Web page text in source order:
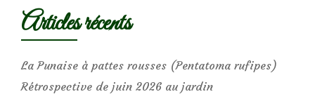
Articles récents
La Punaise à pattes rousses (Pentatoma rufipes)
Rétrospective de juin 2026 au jardin